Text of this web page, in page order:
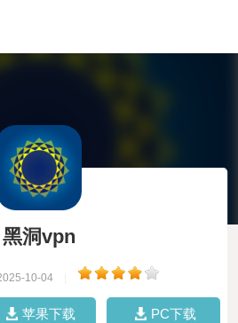
黑洞vpn
10-04
苹果下载 PC下载